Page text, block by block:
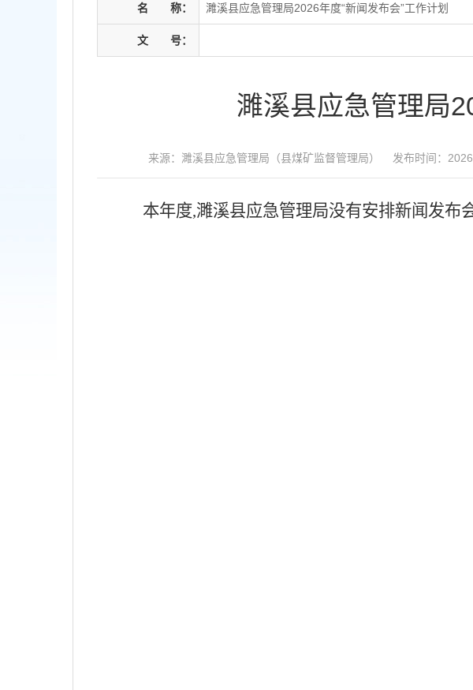
名 称： 濉溪县应急管理局2026年度“新闻发布会”工作计划
文 号：
濉溪县应急管理局
来源：濉溪县应急管理局（县煤矿监督管理局） 发布时间：
本年度,濉溪县应急管理局没有安排新闻发布